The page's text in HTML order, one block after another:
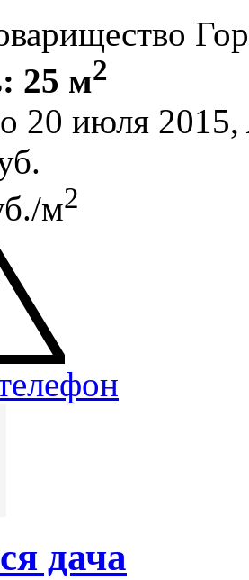
25 м2
20 июля 2015,
м2
дача